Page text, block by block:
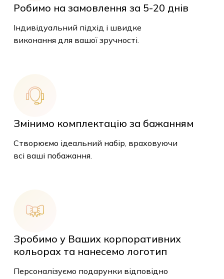
Робимо на замовлення за 5-20 днів
Індивідуальний підхід і швидке
виконання для вашої зручності.
Змінимо комплектацію за бажанням
Створюємо ідеальний набір, враховуючи
всі ваші побажання.
Зробимо у Ваших корпоративних
кольорах та нанесемо логотип
Персоналізуємо подарунки відповідно